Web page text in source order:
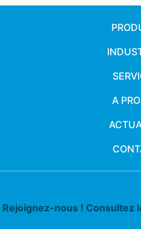
A
Rejoignez-nous ! Consultez